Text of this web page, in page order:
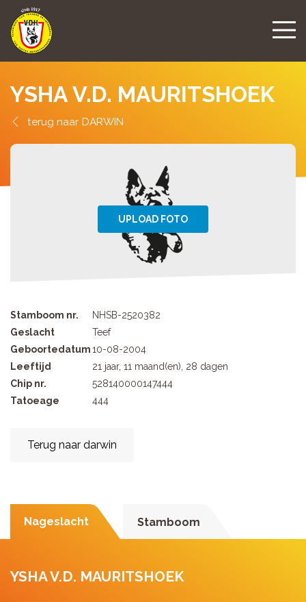
YSHA V.D. MAURITSHOEK
DARWIN
Stamboom nr.
NHSB-2520382
Geslacht
Teef
Geboortedatum10-08-2004
Leeftijd
21 jaar, 11 maand(en), 28 dagen
Chip nr.
528140000147444
Tatoeage
444
Terug naar darwin
Nageslacht Stamboom
YSHA V.D. MAURITSHOEK